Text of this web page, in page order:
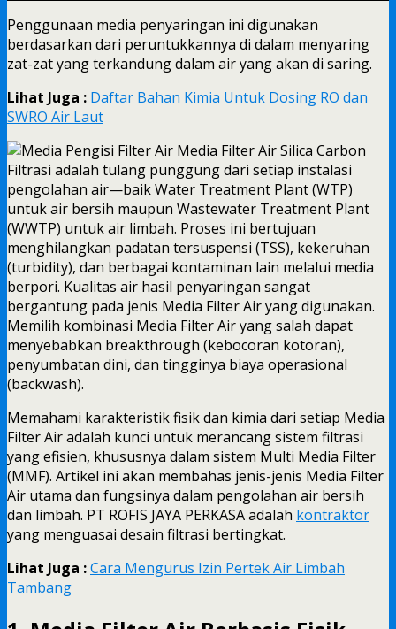
Penggunaan media penyaringan ini digunakan
berdasarkan dari peruntukkannya di dalam menyaring
zat-zat yang terkandung dalam air yang akan di saring.
Lihat Juga : Daftar Bahan Kimia Untuk Dosing RO dan
SWRO Air Laut
Filtrasi adalah tulang punggung dari setiap instalasi
pengolahan air—baik Water Treatment Plant (WTP)
untuk air bersih maupun Wastewater Treatment Plant
(WWTP) untuk air limbah. Proses ini bertujuan
menghilangkan padatan tersuspensi (TSS), kekeruhan
(turbidity), dan berbagai kontaminan lain melalui media
berpori. Kualitas air hasil penyaringan sangat
bergantung pada jenis Media Filter Air yang digunakan.
Memilih kombinasi Media Filter Air yang salah dapat
menyebabkan breakthrough (kebocoran kotoran),
penyumbatan dini, dan tingginya biaya operasional
(backwash).
Memahami karakteristik fisik dan kimia dari setiap Media
Filter Air adalah kunci untuk merancang sistem filtrasi
yang efisien, khususnya dalam sistem Multi Media Filter
(MMF). Artikel ini akan membahas jenis-jenis Media Filter
Air utama dan fungsinya dalam pengolahan air bersih
dan limbah. PT ROFIS JAYA PERKASA adalah kontraktor
yang menguasai desain filtrasi bertingkat.
Lihat Juga :Cara Mengurus Izin Pertek Air Limbah
Tambang